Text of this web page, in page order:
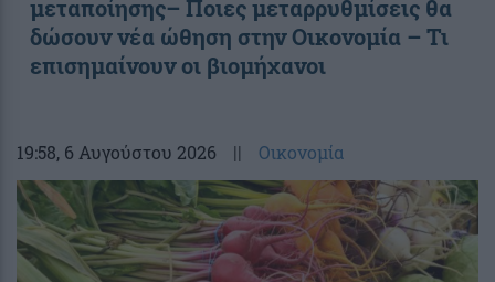
μεταποίησης– Ποιες μεταρρυθμίσεις θα
δώσουν νέα ώθηση στην Οικονομία – Τι
επισημαίνουν οι βιομήχανοι
19:58, 6 Αυγούστου 2026 || Οικονομία